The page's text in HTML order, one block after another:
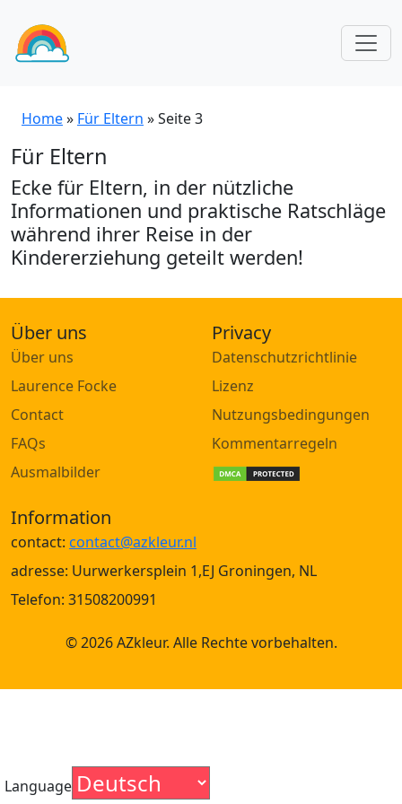
Home» Für Eltern »Seite 3
Für Eltern
Ecke für Eltern, in der nützliche
Informationen und praktische Ratschläge
während ihrer Reise in der
Kindererziehung geteilt werden!
Language
Über uns
Über uns
Laurence Focke
Contact
FAQs
Ausmalbilder
Privacy
Datenschutzrichtlinie
Lizenz
Nutzungsbedingungen
Kommentarregeln
Information
contact: contact@azkleur.nl
adresse: Uurwerkersplein 1,EJ Groningen, NL
Telefon: 31508200991
© 2026 AZkleur. Alle Rechte vorbehalten.